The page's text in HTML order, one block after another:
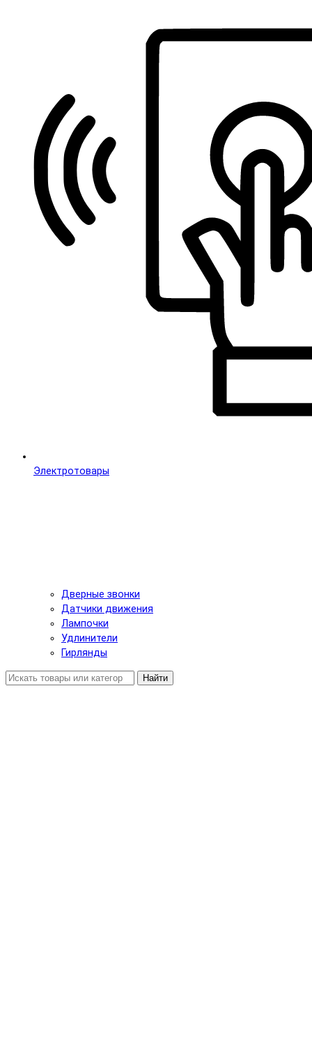
Электротовары
Дверные звонки
Датчики движения
Лампочки
Удлинители
Гирлянды
Найти